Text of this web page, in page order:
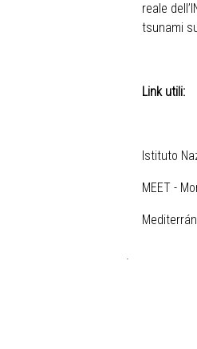
reale
tsunami
Link utili:
Istituto
MEET -
.